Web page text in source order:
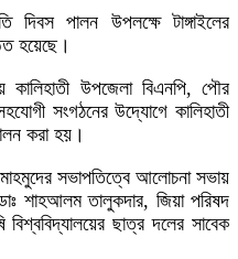
পালন উপলক্ষে টাঙ্গাইলের
হয়েছে।
উপজেলা বিএনপি, পৌর
সংগঠনের উদ্যোগে কালিহাতী
করা হয়।
সভাপতিত্বে আলোচনা সভায়
শাহআলম তালুকদার, জিয়া পরিষদ
ছাত্র দলের সাবেক